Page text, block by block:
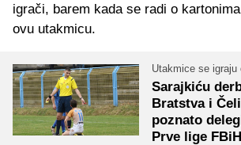
igrači, barem kada se radi o
ovu utakmicu.
Utakmice se igraju
Sarajkiću
Bratstva i
poznato
Prve lige FBiH